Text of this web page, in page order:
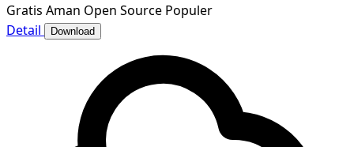
Gratis Aman Open Source Populer
Detail
Download